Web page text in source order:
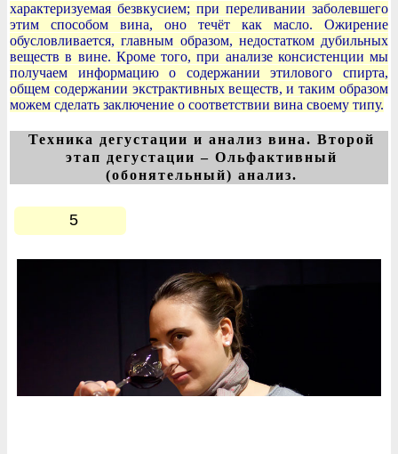
характеризуемая безвкусием; при переливании заболевшего
этим способом вина, оно течёт как масло. Ожирение
обусловливается, главным образом, недостатком дубильных
веществ в вине. Кроме того, при анализе консистенции мы
получаем информацию о содержании этилового спирта,
общем содержании экстрактивных веществ, и таким образом
можем сделать заключение о соответствии вина своему типу.
Техника дегустации и анализ вина. Второй
этап дегустации – Ольфактивный
(обонятельный) анализ.
5